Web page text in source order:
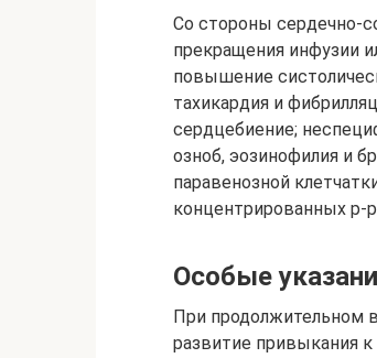
Со стороны сердечно-
прекращения инфузии
повышение
тахикардия и
сердцебиение;
озноб, эозинофилия и
паравенозной
концентрированных р-
Особые
При продолжительном
развитие привыкания